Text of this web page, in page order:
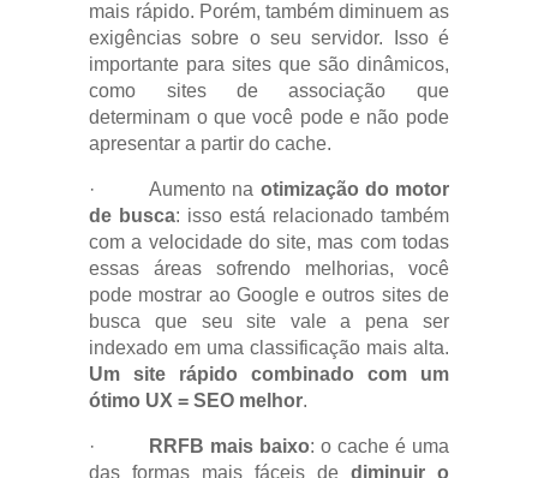
mais rápido. Porém, também diminuem as
exigências sobre o seu servidor. Isso é
importante para sites que são dinâmicos,
como sites de associação que
determinam o que você pode e não pode
apresentar a partir do cache.
· Aumento na otimização do motor
de busca: isso está relacionado também
com a velocidade do site, mas com todas
essas áreas sofrendo melhorias, você
pode mostrar ao Google e outros sites de
busca que seu site vale a pena ser
indexado em uma classificação mais alta.
Um site rápido combinado com um
ótimo UX = SEO melhor.
· RRFB mais baixo: o cache é uma
das formas mais fáceis de diminuir o